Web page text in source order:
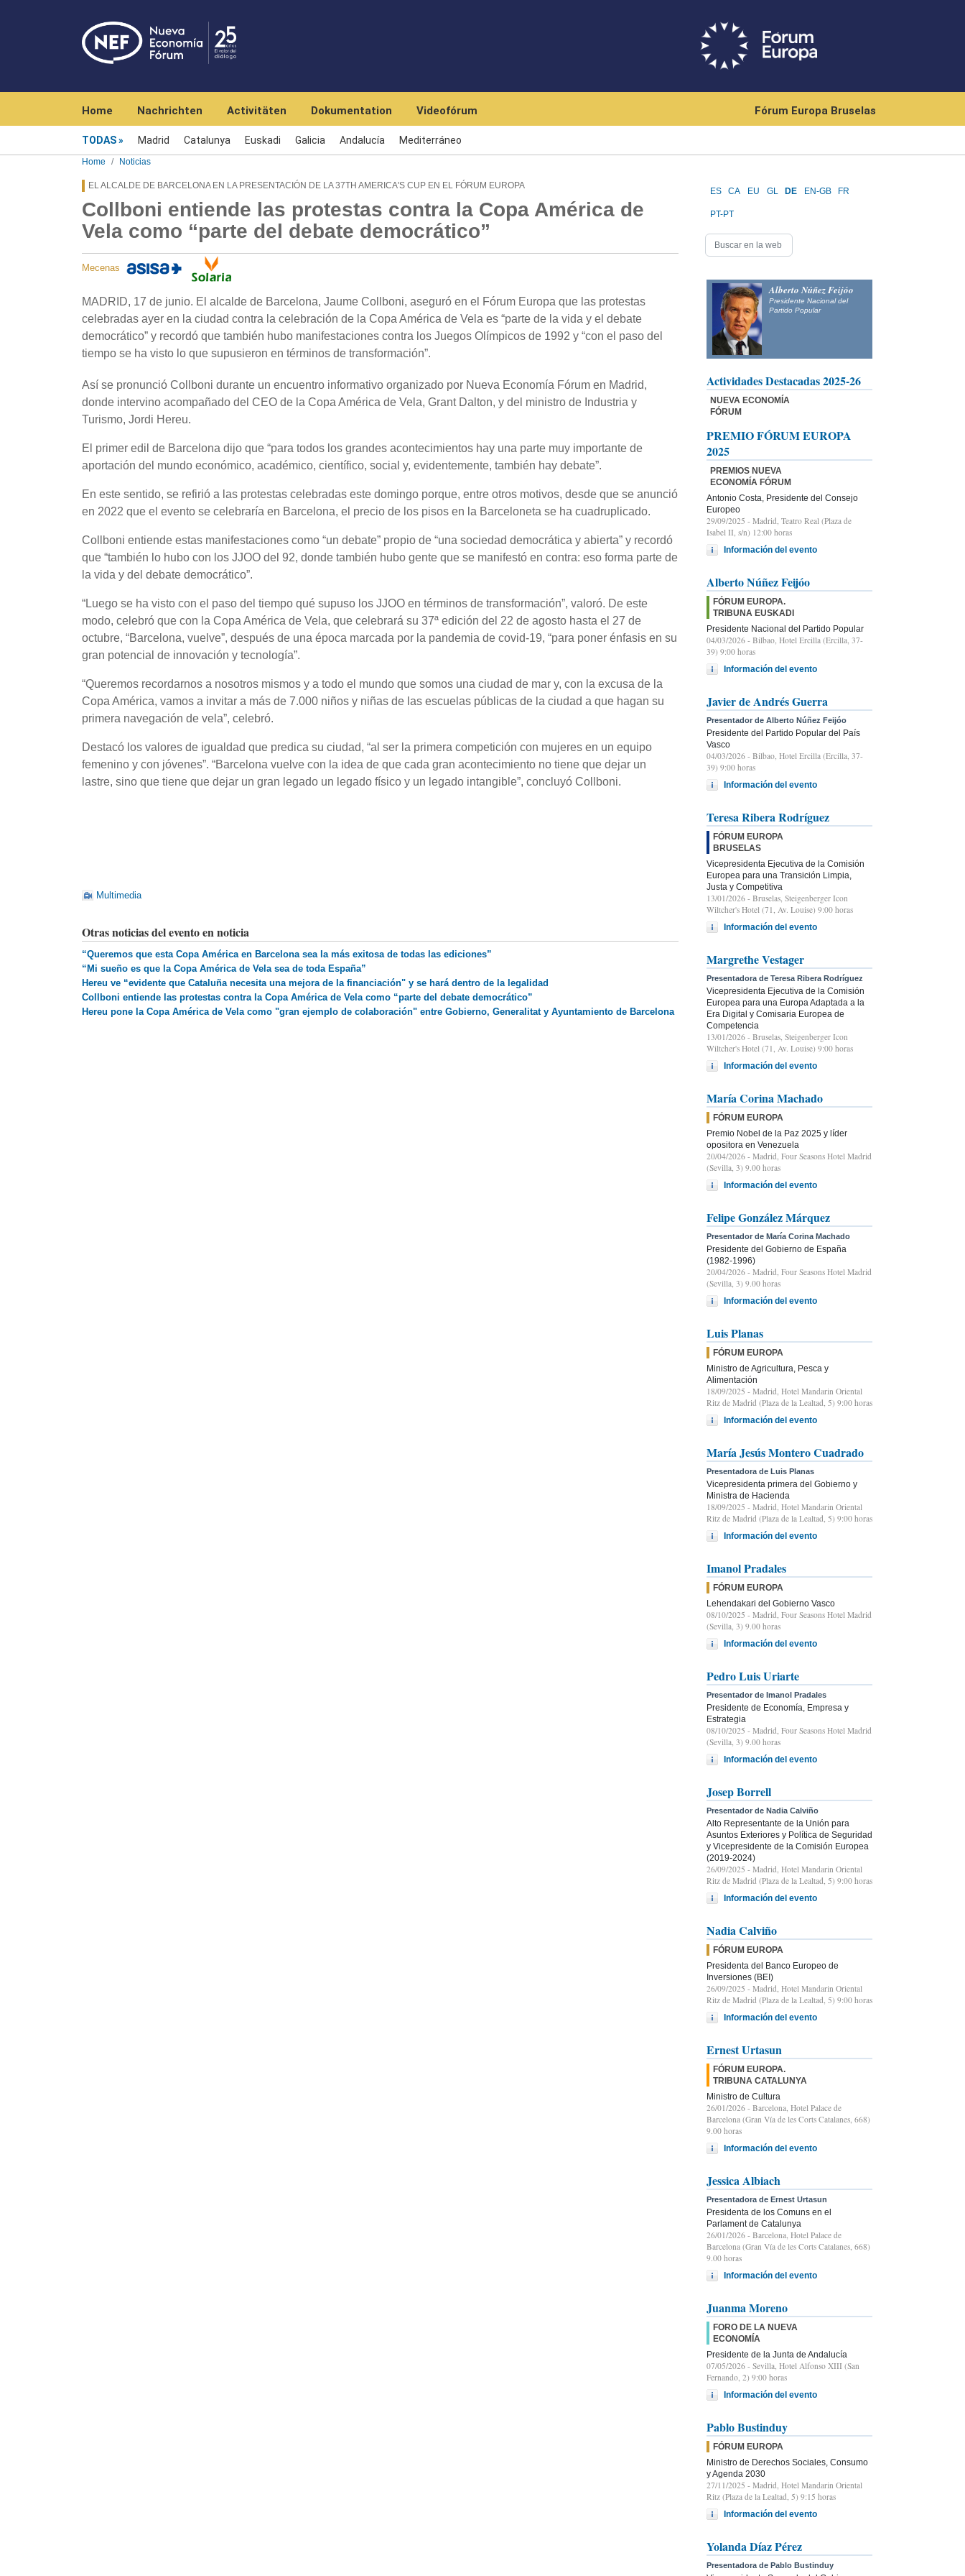
Home Nachrichten Activitäten Dokumentation Videofórum Fórum Europa Bruselas
TODAS Madrid Catalunya Euskadi Galicia Andalucía Mediterráneo
Home Noticias
EL ALCALDE DE BARCELONA EN LA PRESENTACIÓN DE LA 37TH AMERICA'S CUP EN EL FÓRUM EUROPA
Collboni entiende las protestas contra la Copa América de
Vela como “parte del debate democrático”
Mecenas
MADRID, 17 de junio. El alcalde de Barcelona, Jaume Collboni, aseguró en el Fórum Europa que las protestas
celebradas ayer en la ciudad contra la celebración de la Copa América de Vela es “parte de la vida y el debate
democrático” y recordó que también hubo manifestaciones contra los Juegos Olímpicos de 1992 y “con el paso del
tiempo se ha visto lo que supusieron en términos de transformación”.
Así se pronunció Collboni durante un encuentro informativo organizado por Nueva Economía Fórum en Madrid,
donde intervino acompañado del CEO de la Copa América de Vela, Grant Dalton, y del ministro de Industria y
Turismo, Jordi Hereu.
El primer edil de Barcelona dijo que “para todos los grandes acontecimientos hay una parte muy importante de
aportación del mundo económico, académico, científico, social y, evidentemente, también hay debate”.
En este sentido, se refirió a las protestas celebradas este domingo porque, entre otros motivos, desde que se anunció
en 2022 que el evento se celebraría en Barcelona, el precio de los pisos en la Barceloneta se ha cuadruplicado.
Collboni entiende estas manifestaciones como “un debate” propio de “una sociedad democrática y abierta” y recordó
que “también lo hubo con los JJOO del 92, donde también hubo gente que se manifestó en contra: eso forma parte de
la vida y del debate democrático”.
“Luego se ha visto con el paso del tiempo qué supuso los JJOO en términos de transformación”, valoró. De este
modo, celebró que con la Copa América de Vela, que celebrará su 37ª edición del 22 de agosto hasta el 27 de
octubre, “Barcelona, vuelve”, después de una época marcada por la pandemia de covid-19, “para poner énfasis en su
gran potencial de innovación y tecnología”.
“Queremos recordarnos a nosotros mismos y a todo el mundo que somos una ciudad de mar y, con la excusa de la
Copa América, vamos a invitar a más de 7.000 niños y niñas de las escuelas públicas de la ciudad a que hagan su
primera navegación de vela”, celebró.
Destacó los valores de igualdad que predica su ciudad, “al ser la primera competición con mujeres en un equipo
femenino y con jóvenes”. “Barcelona vuelve con la idea de que cada gran acontecimiento no tiene que dejar un
lastre, sino que tiene que dejar un gran legado un legado físico y un legado intangible”, concluyó Collboni.
Multimedia
Otras noticias del evento en noticia
“Queremos que esta Copa América en Barcelona sea la más exitosa de todas las ediciones”
“Mi sueño es que la Copa América de Vela sea de toda España”
Hereu ve “evidente que Cataluña necesita una mejora de la financiación" y se hará dentro de la legalidad
Collboni entiende las protestas contra la Copa América de Vela como “parte del debate democrático”
Hereu pone la Copa América de Vela como "gran ejemplo de colaboración" entre Gobierno, Generalitat y Ayuntamiento de Barcelona
ES CA EU GL DE EN-GB FR
PT-PT
Alberto Núñez Feijóo
Presidente Nacional del
Partido Popular
Actividades Destacadas 2025-26
NUEVA ECONOMÍA
FÓRUM
PREMIO FÓRUM EUROPA
2025
PREMIOS NUEVA
ECONOMÍA FÓRUM
Antonio Costa, Presidente del Consejo
Europeo
29/09/2025 - Madrid, Teatro Real (Plaza de
Isabel II, s/n) 12:00 horas
Información del evento
Alberto Núñez Feijóo
FÓRUM EUROPA.
TRIBUNA EUSKADI
Presidente Nacional del Partido Popular
04/03/2026 - Bilbao, Hotel Ercilla (Ercilla, 37-
39) 9:00 horas
Información del evento
Javier de Andrés Guerra
Presentador de Alberto Núñez Feijóo
Presidente del Partido Popular del País
Vasco
04/03/2026 - Bilbao, Hotel Ercilla (Ercilla, 37-
39) 9:00 horas
Información del evento
Teresa Ribera Rodríguez
FÓRUM EUROPA
BRUSELAS
Vicepresidenta Ejecutiva de la Comisión
Europea para una Transición Limpia,
Justa y Competitiva
13/01/2026 - Bruselas, Steigenberger Icon
Wiltcher's Hotel (71, Av. Louise) 9:00 horas
Información del evento
Margrethe Vestager
Presentadora de Teresa Ribera Rodríguez
Vicepresidenta Ejecutiva de la Comisión
Europea para una Europa Adaptada a la
Era Digital y Comisaria Europea de
Competencia
13/01/2026 - Bruselas, Steigenberger Icon
Wiltcher's Hotel (71, Av. Louise) 9:00 horas
Información del evento
María Corina Machado
FÓRUM EUROPA
Premio Nobel de la Paz 2025 y líder
opositora en Venezuela
20/04/2026 - Madrid, Four Seasons Hotel Madrid
(Sevilla, 3) 9.00 horas
Información del evento
Felipe González Márquez
Presentador de María Corina Machado
Presidente del Gobierno de España
(1982-1996)
20/04/2026 - Madrid, Four Seasons Hotel Madrid
(Sevilla, 3) 9.00 horas
Información del evento
Luis Planas
FÓRUM EUROPA
Ministro de Agricultura, Pesca y
Alimentación
18/09/2025 - Madrid, Hotel Mandarin Oriental
Ritz de Madrid (Plaza de la Lealtad, 5) 9:00 horas
Información del evento
María Jesús Montero Cuadrado
Presentadora de Luis Planas
Vicepresidenta primera del Gobierno y
Ministra de Hacienda
18/09/2025 - Madrid, Hotel Mandarin Oriental
Ritz de Madrid (Plaza de la Lealtad, 5) 9:00 horas
Información del evento
Imanol Pradales
FÓRUM EUROPA
Lehendakari del Gobierno Vasco
08/10/2025 - Madrid, Four Seasons Hotel Madrid
(Sevilla, 3) 9.00 horas
Información del evento
Pedro Luis Uriarte
Presentador de Imanol Pradales
Presidente de Economía, Empresa y
Estrategia
08/10/2025 - Madrid, Four Seasons Hotel Madrid
(Sevilla, 3) 9.00 horas
Información del evento
Josep Borrell
Presentador de Nadia Calviño
Alto Representante de la Unión para
Asuntos Exteriores y Política de Seguridad
y Vicepresidente de la Comisión Europea
(2019-2024)
26/09/2025 - Madrid, Hotel Mandarin Oriental
Ritz de Madrid (Plaza de la Lealtad, 5) 9:00 horas
Información del evento
Nadia Calviño
FÓRUM EUROPA
Presidenta del Banco Europeo de
Inversiones (BEI)
26/09/2025 - Madrid, Hotel Mandarin Oriental
Ritz de Madrid (Plaza de la Lealtad, 5) 9:00 horas
Información del evento
Ernest Urtasun
FÓRUM EUROPA.
TRIBUNA CATALUNYA
Ministro de Cultura
26/01/2026 - Barcelona, Hotel Palace de
Barcelona (Gran Vía de les Corts Catalanes, 668)
9.00 horas
Información del evento
Jessica Albiach
Presentadora de Ernest Urtasun
Presidenta de los Comuns en el
Parlament de Catalunya
26/01/2026 - Barcelona, Hotel Palace de
Barcelona (Gran Vía de les Corts Catalanes, 668)
9.00 horas
Información del evento
Juanma Moreno
FORO DE LA NUEVA
ECONOMÍA
Presidente de la Junta de Andalucía
07/05/2026 - Sevilla, Hotel Alfonso XIII (San
Fernando, 2) 9:00 horas
Información del evento
Pablo Bustinduy
FÓRUM EUROPA
Ministro de Derechos Sociales, Consumo
y Agenda 2030
27/11/2025 - Madrid, Hotel Mandarin Oriental
Ritz (Plaza de la Lealtad, 5) 9:15 horas
Información del evento
Yolanda Díaz Pérez
Presentadora de Pablo Bustinduy